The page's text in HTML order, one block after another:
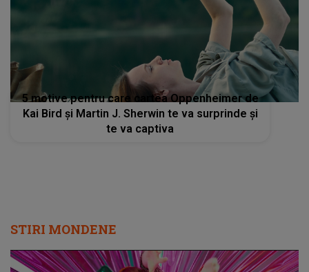
5 motive pentru care cartea Oppenheimer de
Kai Bird și Martin J. Sherwin te va surprinde și
te va captiva
STIRI MONDENE